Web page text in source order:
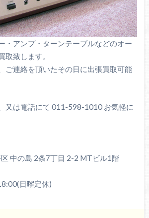
・アンプ・ターンテーブルなどのオー
取致します。
ご連絡を頂いたその日に出張買取可能
、又は電話にて 011-598-1010 お気軽に
中の島 2条7丁目 2-2 MTビル1階
日曜定休)